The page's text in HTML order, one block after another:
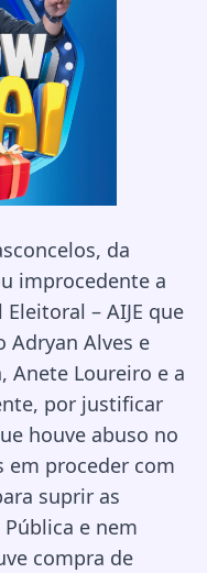
da
improcedente a
– AIJE que
Adryan Alves e
Anete Loureiro e a
por justificar
houve abuso no
em proceder com
suprir as
e nem
compra de